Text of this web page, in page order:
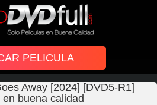
Away [2024] [DVD5-R1]
en buena calidad